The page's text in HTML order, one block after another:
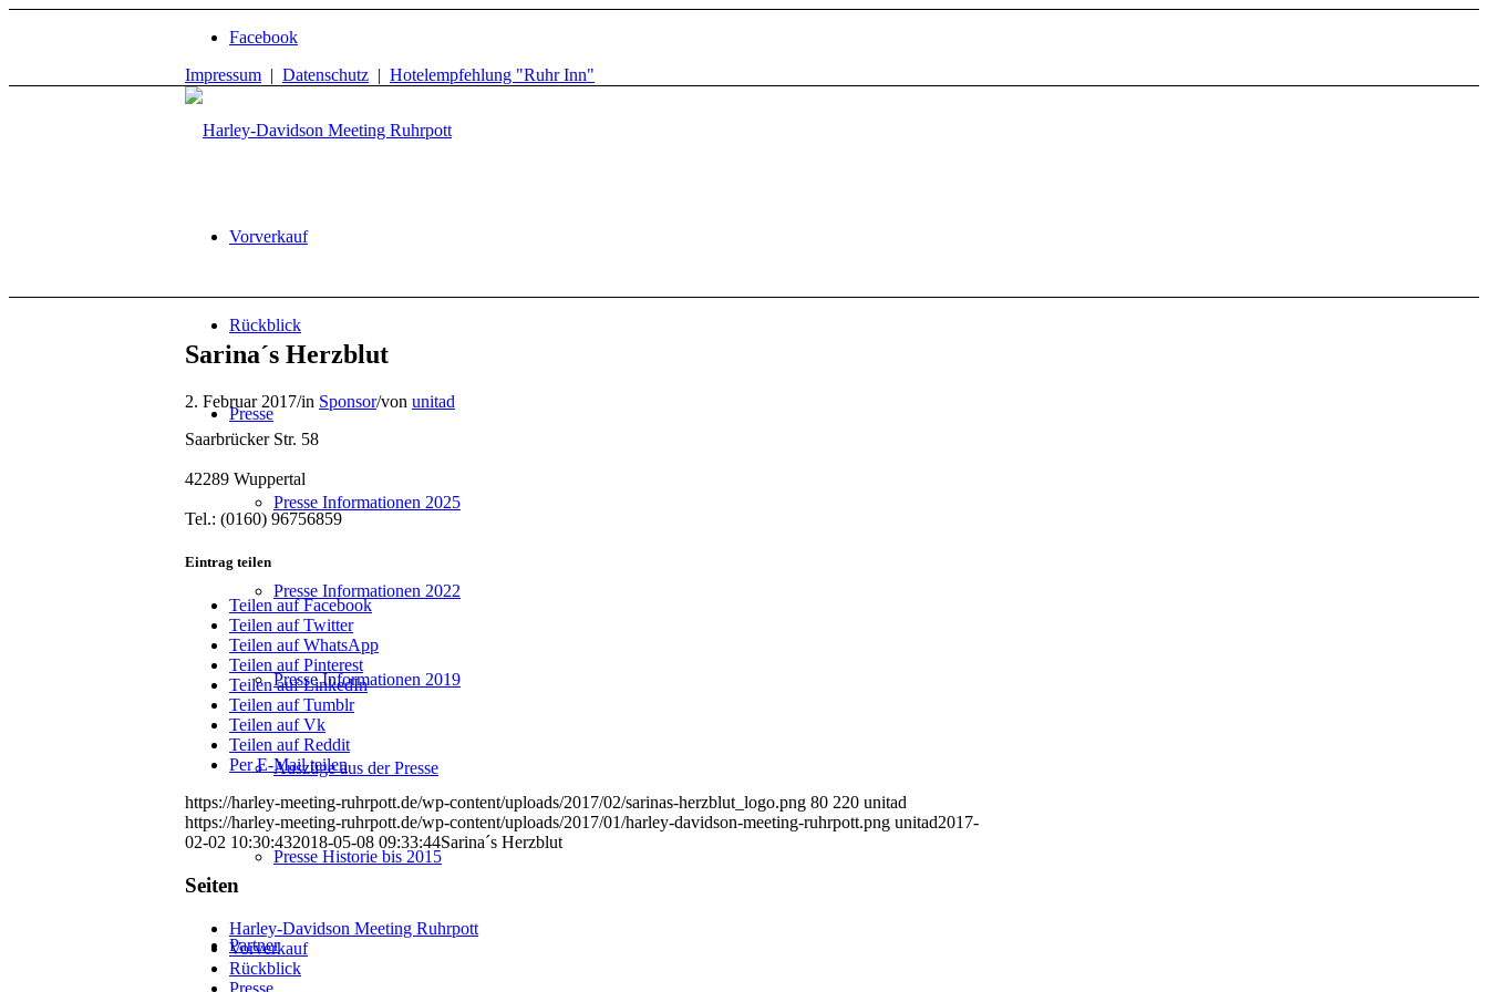
Facebook
Impressum | Datenschutz | Hotelempfehlung "Ruhr Inn"
Vorverkauf
Rückblick
Presse
Presse Informationen 2025
Presse Informationen 2022
Presse Informationen 2019
Auszüge aus der Presse
Presse Historie bis 2015
Partner
Sarina´s Herzblut
2. Februar 2017/in Sponsor/von unitad
Saarbrücker Str. 58
42289 Wuppertal
Tel.: (0160) 96756859
Eintrag teilen
Teilen auf Facebook
Teilen auf Twitter
Teilen auf WhatsApp
Teilen auf Pinterest
Teilen auf LinkedIn
Teilen auf Tumblr
Teilen auf Vk
Teilen auf Reddit
Per E-Mail teilen
https://harley-meeting-ruhrpott.de/wp-content/uploads/2017/02/sarinas-herzblut_logo.png 80 220 unitad
https://harley-meeting-ruhrpott.de/wp-content/uploads/2017/01/harley-davidson-meeting-ruhrpott.png unitad2017-
02-02 10:30:432018-05-08 09:33:44Sarina´s Herzblut
Seiten
Harley-Davidson Meeting Ruhrpott
Vorverkauf
Rückblick
Presse